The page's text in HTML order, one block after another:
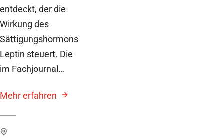
entdeckt, der die
Wirkung des
Sättigungshormons
Leptin steuert. Die
im Fachjournal…
Mehr erfahren